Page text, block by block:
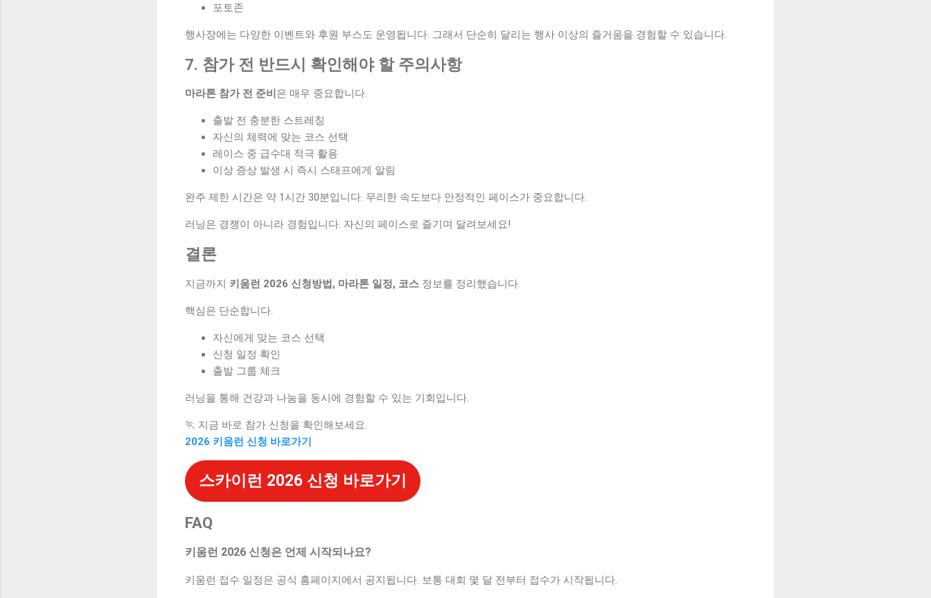
포토존
행사장에는 다양한 이벤트와 후원 부스도 운영됩니다. 그래서 단순히 달리는 행사 이상의 즐거움을 경험할 수 있습니다.
7. 참가 전 반드시 확인해야 할 주의사항
마라톤 참가 전 준비 은 매우 중요합니다.
출발 전 충분한 스트레칭
자신의 체력에 맞는 코스 선택
레이스 중 급수대 적극 활용
이상 증상 발생 시 즉시 스태프에게 알림
완주 제한 시간은 약 1시간 30분입니다. 무리한 속도보다 안정적인 페이스가 중요합니다.
러닝은 경쟁이 아니라 경험입니다. 자신의 페이스로 즐기며 달려보세요!
결론
지금까지 키움런 2026 신청방법, 마라톤 일정, 코스 정보를 정리했습니다.
핵심은 단순합니다.
자신에게 맞는 코스 선택
신청 일정 확인
출발 그룹 체크
러닝을 통해 건강과 나눔을 동시에 경험할 수 있는 기회입니다.
🏃 지금 바로 참가 신청을 확인해보세요.
2026 키움런 신청 바로가기
스카이런 2026 신청 바로가기
FAQ
키움런 2026 신청은 언제 시작되나요?
키움런 접수 일정은 공식 홈페이지에서 공지됩니다. 보통 대회 몇 달 전부터 접수가 시작됩니다.